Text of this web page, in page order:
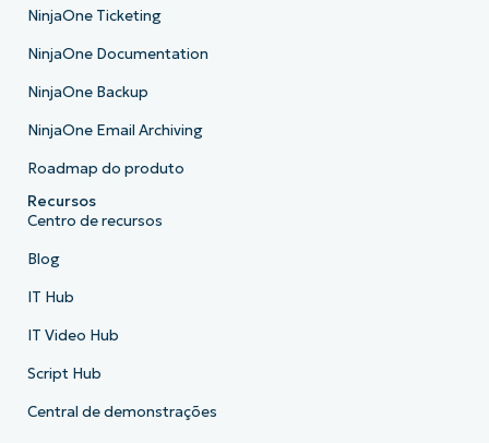
NinjaOne Ticketing
NinjaOne Documentation
NinjaOne Backup
NinjaOne Email Archiving
Roadmap do produto
Recursos
Centro de recursos
Blog
IT Hub
IT Video Hub
Script Hub
Central de demonstrações